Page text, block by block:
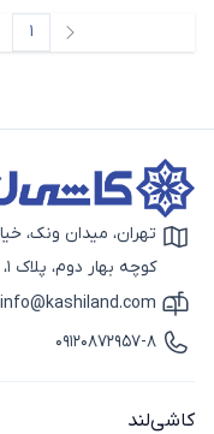
صفحه قبل
1
آیکون نقشه
تهران، میدان ونک،
کوچه بهار دوم، پلاک 1، واحد 6 و 7
آیکون ایمیل
info@kashiland.com
آیکون تماس
09120872957-8
کاشی‌لند